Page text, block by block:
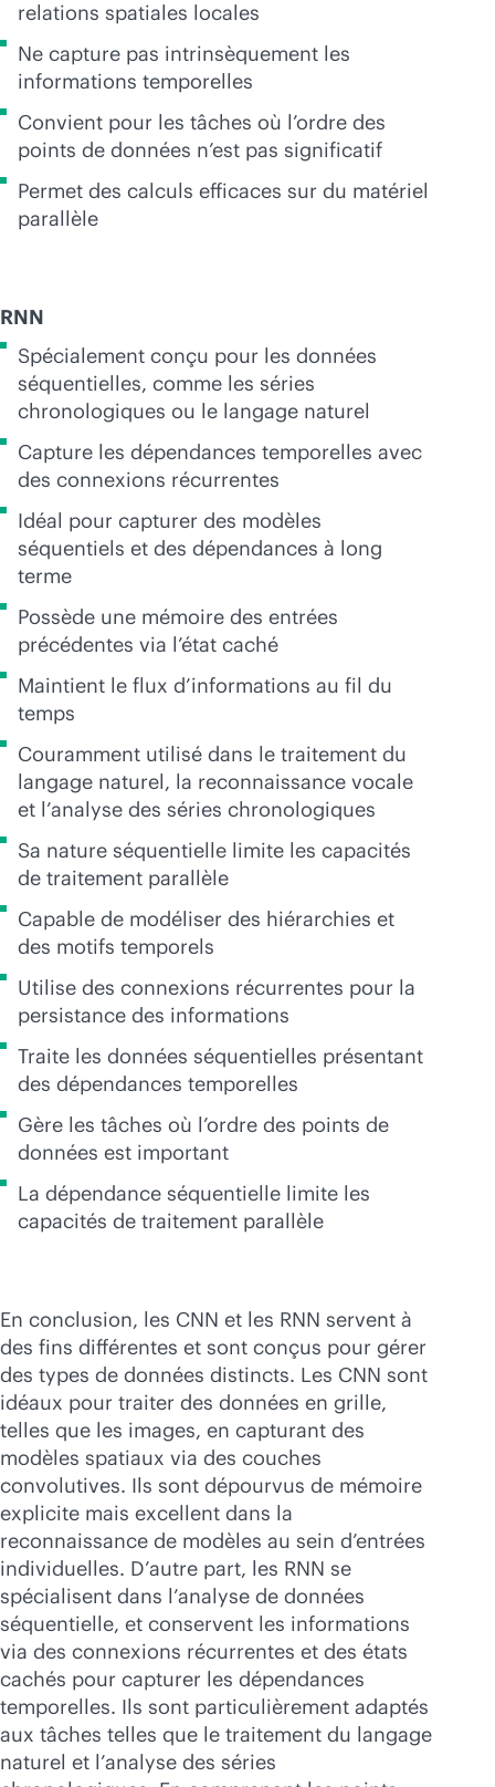
relations spatiales locales
Ne capture pas intrinsèquement les
informations temporelles
Convient pour les tâches où l’ordre des
points de données n’est pas significatif
Permet des calculs efficaces sur du matériel
parallèle
RNN
Spécialement conçu pour les données
séquentielles, comme les séries
chronologiques ou le langage naturel
Capture les dépendances temporelles avec
des connexions récurrentes
Idéal pour capturer des modèles
séquentiels et des dépendances à long
terme
Possède une mémoire des entrées
précédentes via l’état caché
Maintient le flux d’informations au fil du
temps
Couramment utilisé dans le traitement du
langage naturel, la reconnaissance vocale
et l’analyse des séries chronologiques
Sa nature séquentielle limite les capacités
de traitement parallèle
Capable de modéliser des hiérarchies et
des motifs temporels
Utilise des connexions récurrentes pour la
persistance des informations
Traite les données séquentielles présentant
des dépendances temporelles
Gère les tâches où l’ordre des points de
données est important
La dépendance séquentielle limite les
capacités de traitement parallèle
En conclusion, les CNN et les RNN servent à
des fins différentes et sont conçus pour gérer
des types de données distincts. Les CNN sont
idéaux pour traiter des données en grille,
telles que les images, en capturant des
modèles spatiaux via des couches
convolutives. Ils sont dépourvus de mémoire
explicite mais excellent dans la
reconnaissance de modèles au sein d’entrées
individuelles. D’autre part, les RNN se
spécialisent dans l’analyse de données
séquentielle, et conservent les informations
via des connexions récurrentes et des états
cachés pour capturer les dépendances
temporelles. Ils sont particulièrement adaptés
aux tâches telles que le traitement du langage
naturel et l’analyse des séries